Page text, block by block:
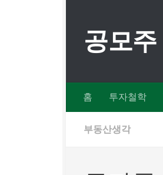
공모
홈 투자철학
부동산생각